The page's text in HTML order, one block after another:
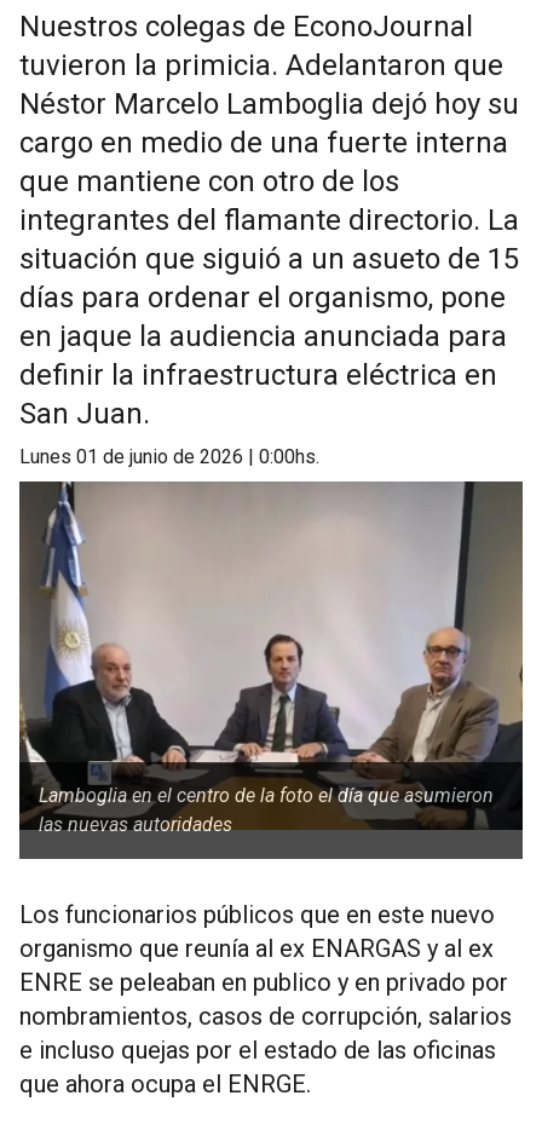
Nuestros colegas de EconoJournal
tuvieron la primicia. Adelantaron que
Néstor Marcelo Lamboglia dejó hoy su
cargo en medio de una fuerte interna
que mantiene con otro de los
integrantes del flamante directorio. La
situación que siguió a un asueto de 15
días para ordenar el organismo, pone
en jaque la audiencia anunciada para
definir la infraestructura eléctrica en
San Juan.
lunes 01 de junio de 2026 | 0:00hs.
Lamboglia en el centro de la foto el día que asumieron
las nuevas autoridades
Los funcionarios públicos que en este nuevo
organismo que reunía al ex ENARGAS y al ex
ENRE se peleaban en publico y en privado por
nombramientos, casos de corrupción, salarios
e incluso quejas por el estado de las oficinas
que ahora ocupa el ENRGE.